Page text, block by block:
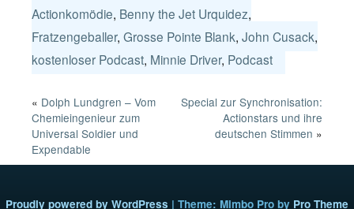
Actionkomödie, Benny the Jet Urquidez,
Fratzengeballer, Grosse Pointe Blank, John Cusack,
kostenloser Podcast, Minnie Driver, Podcast
« Dolph Lundgren – Vom
Chemieingenieur zum
Universal Soldier und
Expendable
Special zur Synchronisation:
Actionstars und ihre
deutschen Stimmen »
Proudly powered by WordPress | Theme: Mimbo Pro by Pro Theme